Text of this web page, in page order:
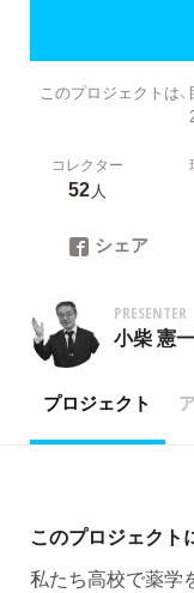
このプロジェクトは
コレクター
52人
シェア
PRESENTER
小柴 憲一
プロジェクト
このプロジェクト
私たち高校で薬学